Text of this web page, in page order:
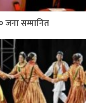
जना सम्मानित